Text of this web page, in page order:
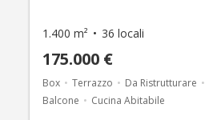
1.400 m² 36 locali
175.000 €
Box Terrazzo Da Ristrutturare
Balcone
Cucina Abitabile